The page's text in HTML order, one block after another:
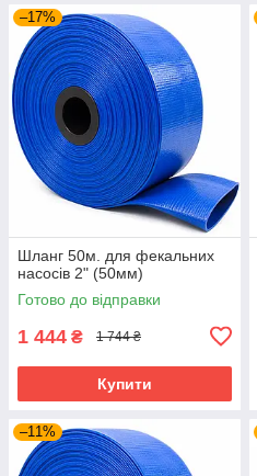
–17%
Шланг 50м. для фекальних
насосів 2" (50мм)
Готово до відправки
1 444 ₴ 1 744 ₴
Купити
–11%